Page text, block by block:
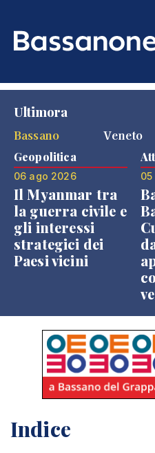
Ultimora
Bassano
Veneto
Geopolitica
06 ago 2026
Il Myanmar tra
la guerra civile e
gli interessi
strategici dei
Paesi vicini
Indice